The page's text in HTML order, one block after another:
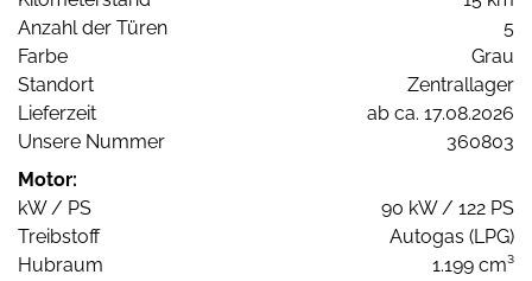
Anzahl der Türen
5
Farbe
Grau
Standort
Zentrallager
Lieferzeit
ab ca. 17.08.2026
Unsere Nummer
360803
Motor:
kW / PS
90 kW / 122 PS
Treibstoff
Autogas (LPG)
Hubraum
1.199 cm³